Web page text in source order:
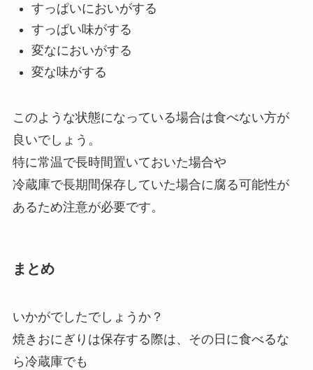
すっぱいにおいがする
すっぱい味がする
変なにおいがする
変な味がする
このような状態になっている場合は食べない方が
良いでしょう。
特に常温で長時間置いておいた場合や
冷蔵庫で長期間保存していた場合に腐る可能性が
あるため注意が必要です。
まとめ
いかがでしたでしょうか？
焼きおにぎりは保存する際は、その日に食べるな
ら冷蔵庫でも